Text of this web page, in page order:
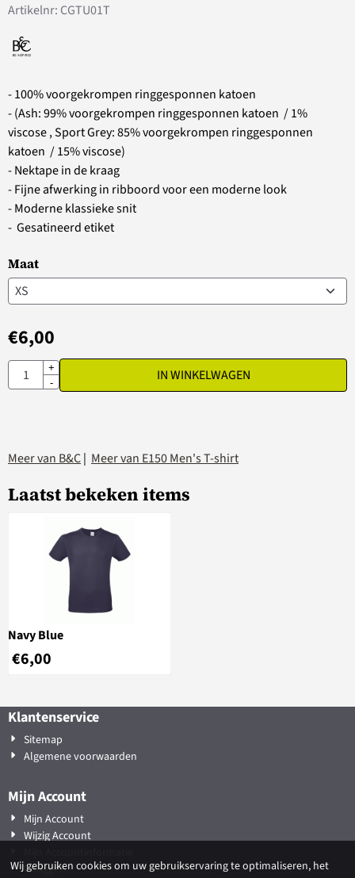
Artikelnr: CGTU01T
- 100% voorgekrompen ringgesponnen katoen
- (Ash: 99% voorgekrompen ringgesponnen katoen / 1%
viscose , Sport Grey: 85% voorgekrompen ringgesponnen
katoen / 15% viscose)
- Nektape in de kraag
- Fijne afwerking in ribboord voor een moderne look
- Moderne klassieke snit
- Gesatineerd etiket
Maat
€6,00
Aantal
+
-
IN WINKELWAGEN
Meer van B&C| Meer van E150 Men's T-shirt
Laatst bekeken items
Navy Blue
€6,00
Klantenservice
Sitemap
Algemene voorwaarden
Mijn Account
Mijn Account
Wijzig Account
Inloggen
Wij gebruiken cookies om uw gebruikservaring te optimaliseren, het